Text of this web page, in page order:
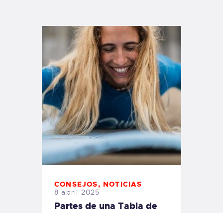
PEDIDOS
CONSEJOS, NOTICIAS
8 abril 2025
Partes de una Tabla de